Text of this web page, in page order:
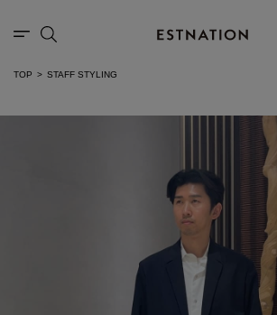
TOP STAFF STYLING